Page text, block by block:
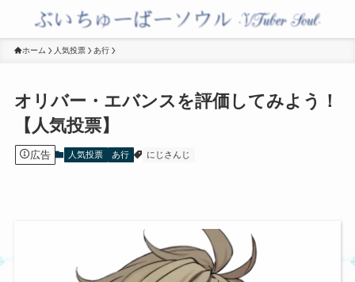
ホーム 人気投票 あ行
オリバー・エバンスを評価してみよう！
【人気投票】
広告 人気投票 あ行 にじさんじ